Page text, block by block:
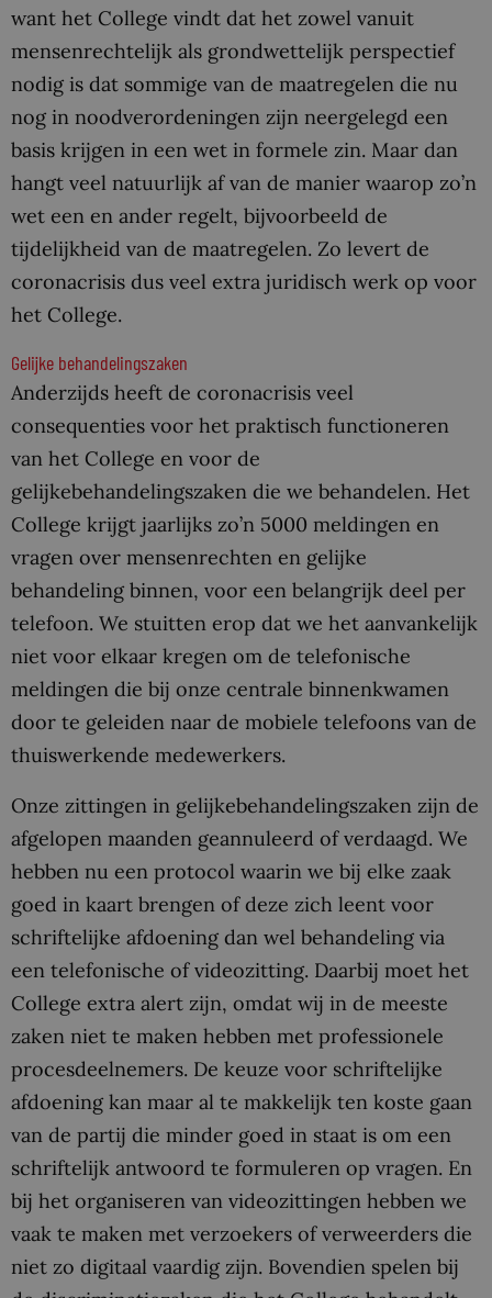
want het College vindt dat het zowel vanuit
mensenrechtelijk als grondwettelijk perspectief
nodig is dat sommige van de maatregelen die nu
nog in noodverordeningen zijn neergelegd een
basis krijgen in een wet in formele zin. Maar dan
hangt veel natuurlijk af van de manier waarop zo’n
wet een en ander regelt, bijvoorbeeld de
tijdelijkheid van de maatregelen. Zo levert de
coronacrisis dus veel extra juridisch werk op voor
het College.
Gelijke behandelingszaken
Anderzijds heeft de coronacrisis veel
consequenties voor het praktisch functioneren
van het College en voor de
gelijkebehandelingszaken die we behandelen. Het
College krijgt jaarlijks zo’n 5000 meldingen en
vragen over mensenrechten en gelijke
behandeling binnen, voor een belangrijk deel per
telefoon. We stuitten erop dat we het aanvankelijk
niet voor elkaar kregen om de telefonische
meldingen die bij onze centrale binnenkwamen
door te geleiden naar de mobiele telefoons van de
thuiswerkende medewerkers.
Onze zittingen in gelijkebehandelingszaken zijn de
afgelopen maanden geannuleerd of verdaagd. We
hebben nu een protocol waarin we bij elke zaak
goed in kaart brengen of deze zich leent voor
schriftelijke afdoening dan wel behandeling via
een telefonische of videozitting. Daarbij moet het
College extra alert zijn, omdat wij in de meeste
zaken niet te maken hebben met professionele
procesdeelnemers. De keuze voor schriftelijke
afdoening kan maar al te makkelijk ten koste gaan
van de partij die minder goed in staat is om een
schriftelijk antwoord te formuleren op vragen. En
bij het organiseren van videozittingen hebben we
vaak te maken met verzoekers of verweerders die
niet zo digitaal vaardig zijn. Bovendien spelen bij